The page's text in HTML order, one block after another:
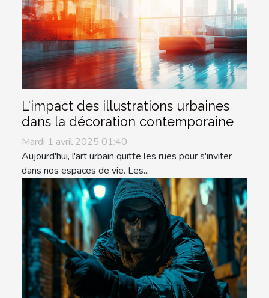
L'impact des illustrations urbaines
dans la décoration contemporaine
Mardi 1 avril 2025 01:40
Aujourd'hui, l'art urbain quitte les rues pour s'inviter
dans nos espaces de vie. Les...